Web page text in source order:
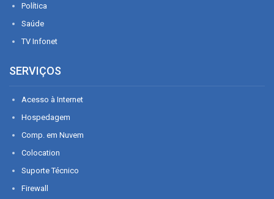
Política
Saúde
TV Infonet
SERVIÇOS
Acesso à Internet
Hospedagem
Comp. em Nuvem
Colocation
Suporte Técnico
Firewall